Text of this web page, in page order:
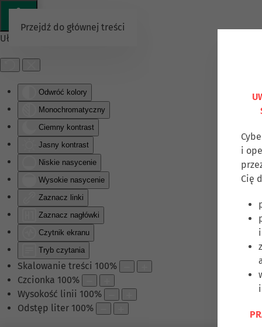
Ułatwienia dostępu
Odwróć kolory
Monochromatyczny
Ciemny kontrast
Jasny kontrast
Niskie nasycenie
Wysokie nasycenie
Zaznacz linki
Zaznacz nagłówki
Czytnik ekranu
Tryb czytania
Skalowanie treści 100%
Czcionka 100%
Wysokość linii 100%
Odstęp liter 100%
Przejdź do głównej treści
i
Cię